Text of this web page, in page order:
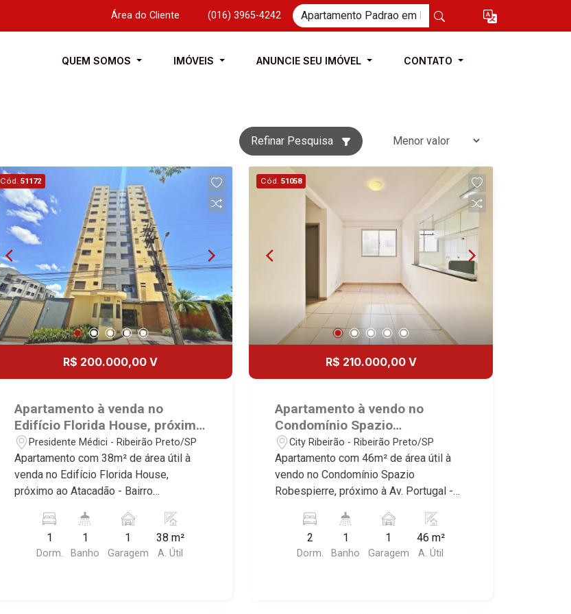
Área do Cliente (016) 3965-4242
QUEM SOMOS IMÓVEIS ANUNCIE SEU IMÓVEL CONTATO
Refinar Pesquisa
Cód. 51172
R$ 200.000,00 V
Apartamento à venda no
Edifício Florida House, próximo
ao Atacadão - Ribeirão
Preto/SP.
Presidente Médici - Ribeirão Preto/SP
Apartamento com 38m² de área útil à
venda no Edifício Florida House,
próximo ao Atacadão - Bairro
Conheça as características deste
imóvel que a Martinelli Imobiliária
selecionou para você: - 38m² de área
1
Dorm.
1
Banho
1
Garagem
38 m²
A. Útil
Cód. 51058
R$ 210.000,00 V
Apartamento à vendo no
Condomínio Spazio
Robespierre, próximo à Av.
Portugal - Ribeirão Preto/SP.
City Ribeirão - Ribeirão Preto/SP
Apartamento com 46m² de área útil à
vendo no Condomínio Spazio
Robespierre, próximo à Av. Portugal -
Conheça as características deste
imóvel que a Martinelli Imobiliária
selecionou para você: - 46m² de área
2
Dorm.
1
Banho
1
Garagem
46 m²
A. Útil